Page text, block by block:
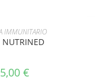
AL CARRELLO
IMMUNITARIO
€